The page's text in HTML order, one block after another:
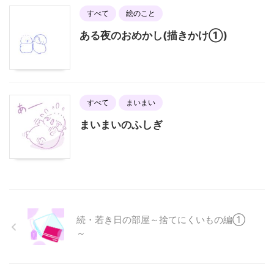
すべて 絵のこと
ある夜のおめかし(描きかけ①)
すべて まいまい
まいまいのふしぎ
続・若き日の部屋～捨てにくいもの編①
～